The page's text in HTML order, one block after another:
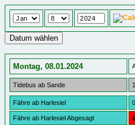
Montag, 08.01.2024
Tidebus ab Sande
Fähre ab Harlesiel
Fähre ab Harlesiel Abgesagt